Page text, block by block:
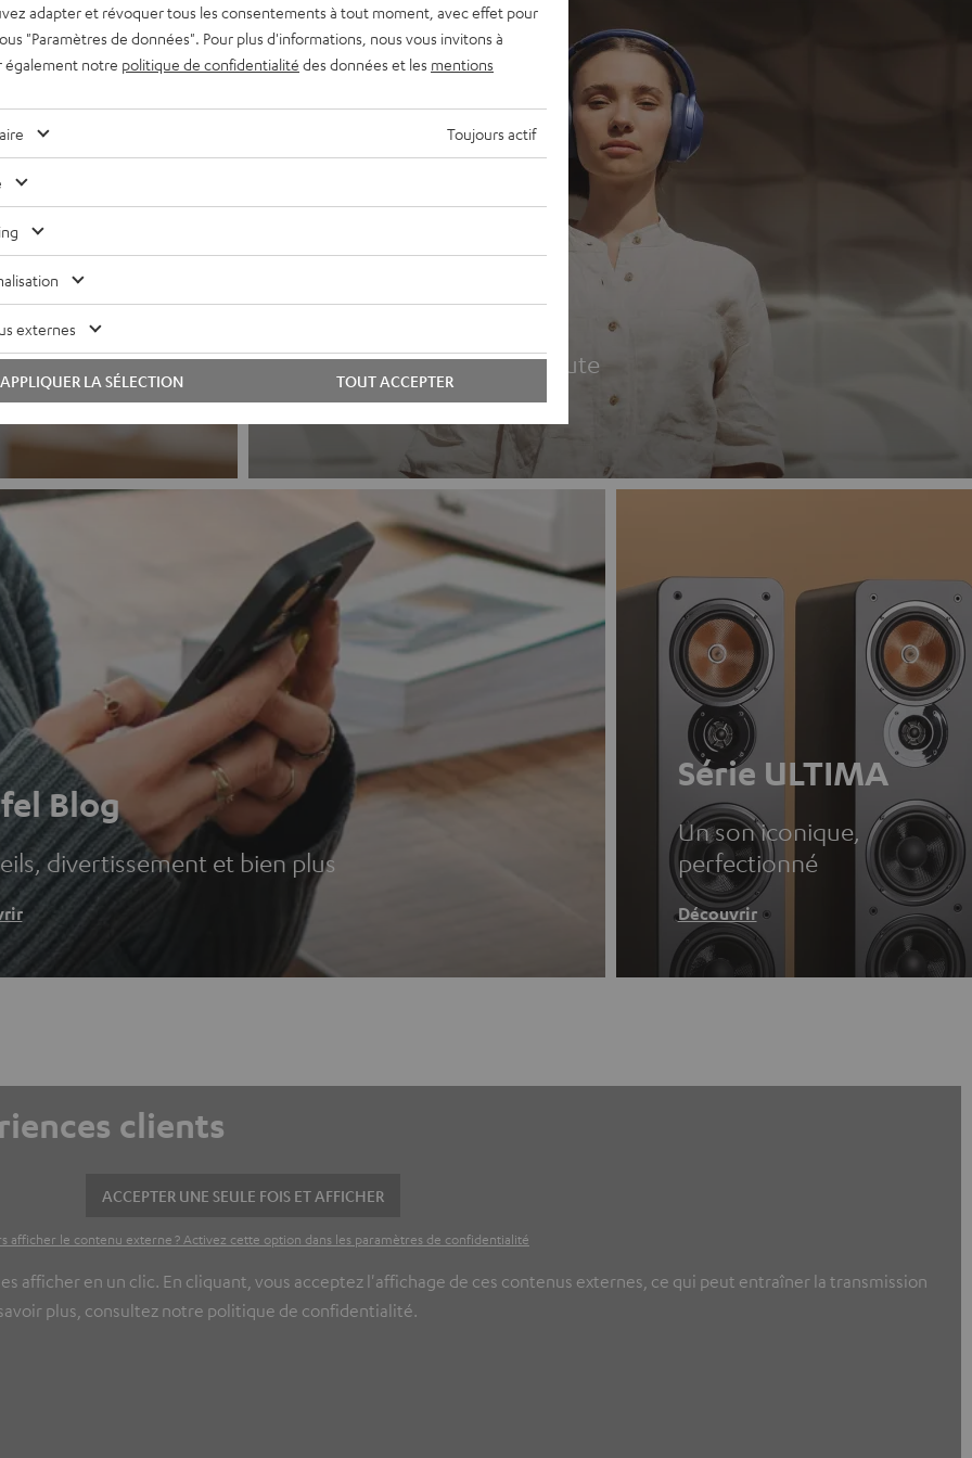
fi et systèmes
Casques audio
Le son Teufel pour la route
Blog
divertissement et bien plus
Série ULTIMA
Un son iconique,
perfectionné
Découvrir
clients
ACCEPTER UNE SEULE FOIS ET AFFICHER
afficher le contenu externe ? Activez cette option dans les paramètres de confidentialité
afficher en un clic. En cliquant, vous acceptez l'affichage de ces contenus externes, ce qui peut entraîner la transmission
plus, consultez notre politique de confidentialité.
adapter et révoquer tous les consentements à tout moment, avec effet pour
"Paramètres de données". Pour plus d'informations, nous vous invitons à
également notre politique de confidentialité des données et les mentions
Toujours actif
externes
TOUT ACCEPTER
APPLIQUER LA SÉLECTION